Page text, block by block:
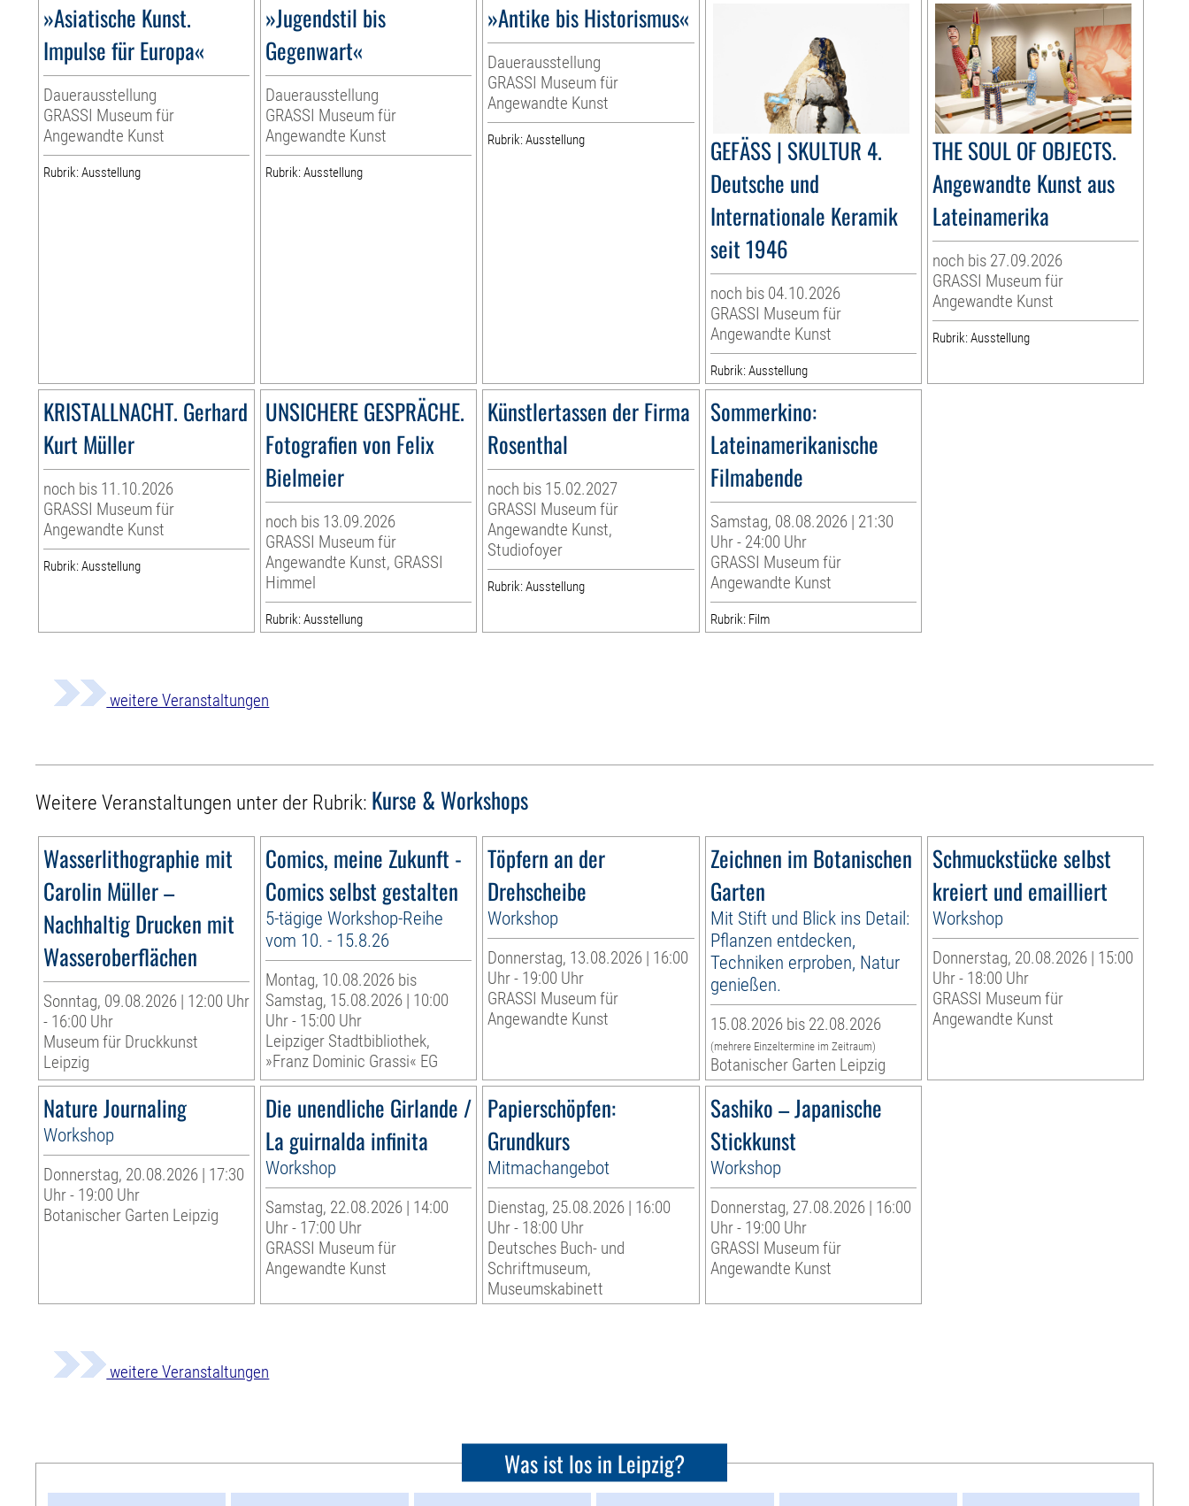
»Asiatische Kunst.
Impulse für Europa«
Dauerausstellung
GRASSI Museum für
Angewandte Kunst
Rubrik: Ausstellung
»Jugendstil bis
Gegenwart«
Dauerausstellung
GRASSI Museum für
Angewandte Kunst
Rubrik: Ausstellung
»Antike bis Historismus«
Dauerausstellung
GRASSI Museum für
Angewandte Kunst
Rubrik: Ausstellung
GEFÄSS | SKULTUR 4.
Deutsche und
Internationale Keramik
seit 1946
noch bis 04.10.2026
GRASSI Museum für
Angewandte Kunst
Rubrik: Ausstellung
THE SOUL OF OBJECTS.
Angewandte Kunst aus
Lateinamerika
noch bis 27.09.2026
GRASSI Museum für
Angewandte Kunst
Rubrik: Ausstellung
KRISTALLNACHT. Gerhard
Kurt Müller
noch bis 11.10.2026
GRASSI Museum für
Angewandte Kunst
Rubrik: Ausstellung
UNSICHERE GESPRÄCHE.
Fotografien von Felix
Bielmeier
noch bis 13.09.2026
GRASSI Museum für
Angewandte Kunst, GRASSI
Himmel
Rubrik: Ausstellung
Künstlertassen der Firma
Rosenthal
noch bis 15.02.2027
GRASSI Museum für
Angewandte Kunst,
Studiofoyer
Rubrik: Ausstellung
Sommerkino:
Lateinamerikanische
Filmabende
Samstag, 08.08.2026 | 21:30
Uhr - 24:00 Uhr
GRASSI Museum für
Angewandte Kunst
Rubrik: Film
weitere Veranstaltungen
Weitere Veranstaltungen unter der Rubrik: Kurse & Workshops
Wasserlithographie mit
Carolin Müller –
Nachhaltig Drucken mit
Wasseroberflächen
Sonntag, 09.08.2026 | 12:00 Uhr
- 16:00 Uhr
Museum für Druckkunst
Leipzig
Comics, meine Zukunft -
Comics selbst gestalten
5-tägige Workshop-Reihe
vom 10. - 15.8.26
Montag, 10.08.2026 bis
Samstag, 15.08.2026 | 10:00
Uhr - 15:00 Uhr
Leipziger Stadtbibliothek,
»Franz Dominic Grassi« EG
Töpfern an der
Drehscheibe
Workshop
Donnerstag, 13.08.2026 | 16:00
Uhr - 19:00 Uhr
GRASSI Museum für
Angewandte Kunst
Zeichnen im Botanischen
Garten
Mit Stift und Blick ins Detail:
Pflanzen entdecken,
Techniken erproben, Natur
genießen.
15.08.2026 bis 22.08.2026
(mehrere Einzeltermine im Zeitraum)
Botanischer Garten Leipzig
Schmuckstücke selbst
kreiert und emailliert
Workshop
Donnerstag, 20.08.2026 | 15:00
Uhr - 18:00 Uhr
GRASSI Museum für
Angewandte Kunst
Nature Journaling
Workshop
Donnerstag, 20.08.2026 | 17:30
Uhr - 19:00 Uhr
Botanischer Garten Leipzig
Die unendliche Girlande /
La guirnalda infinita
Workshop
Samstag, 22.08.2026 | 14:00
Uhr - 17:00 Uhr
GRASSI Museum für
Angewandte Kunst
Papierschöpfen:
Grundkurs
Mitmachangebot
Dienstag, 25.08.2026 | 16:00
Uhr - 18:00 Uhr
Deutsches Buch- und
Schriftmuseum,
Museumskabinett
Sashiko – Japanische
Stickkunst
Workshop
Donnerstag, 27.08.2026 | 16:00
Uhr - 19:00 Uhr
GRASSI Museum für
Angewandte Kunst
weitere Veranstaltungen
Was ist los in Leipzig?